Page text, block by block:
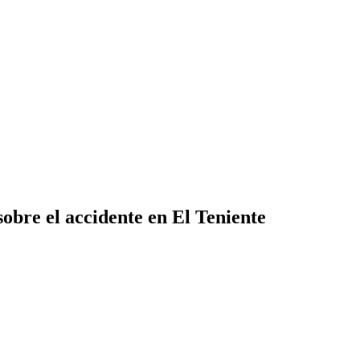
el accidente en El Teniente